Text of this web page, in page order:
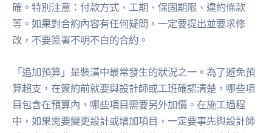
確。特別注意：付款方式、工期、保固期限、違約條款
等。如果對合約內容有任何疑問，一定要提出並要求修
改，不要簽署不明不白的合約。
「追加預算」是裝潢中最常發生的狀況之一。為了避免預
算超支，在簽約前就要與設計師或工班確認清楚，哪些項
目包含在預算內，哪些項目需要另外加價。在施工過程
中，如果需要變更設計或增加項目，一定要事先與設計師